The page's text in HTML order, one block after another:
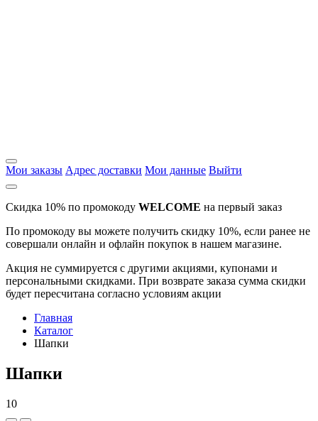
Мои заказы Адрес доставки Мои данные Выйти
Скидка 10% по промокоду WELCOME на первый заказ
По промокоду вы можете получить скидку 10%, если ранее не
совершали онлайн и офлайн покупок в нашем магазине.
Акция не суммируется с другими акциями, купонами и
персональными скидками. При возврате заказа сумма скидки
будет пересчитана согласно условиям акции
Главная
Каталог
Шапки
Шапки
10